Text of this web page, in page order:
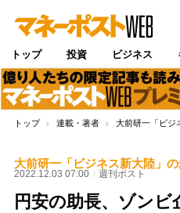
トップ 投資 ビジネス
トップ 連載・著者 大前研一「ビジ
大前研一「ビジネス新大陸」
2022.12.03 07:00 週刊ポスト
円安の助長、ゾン